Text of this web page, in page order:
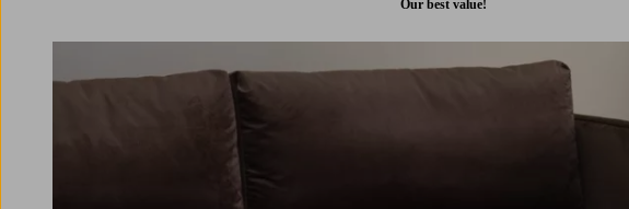
Our best value!